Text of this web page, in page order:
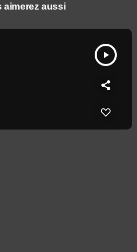
aimerez aussi
play_arrow